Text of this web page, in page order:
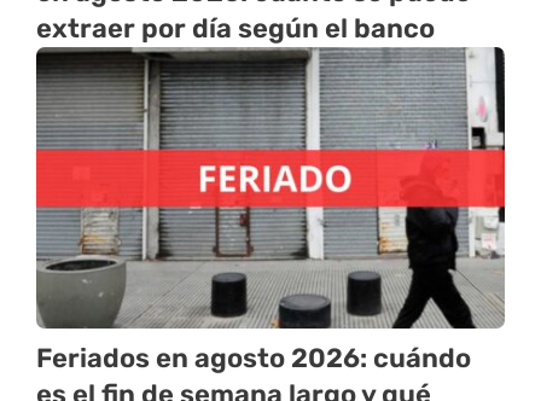
extraer por día según el banco
Feriados en agosto 2026: cuándo
es el fin de semana largo y qué